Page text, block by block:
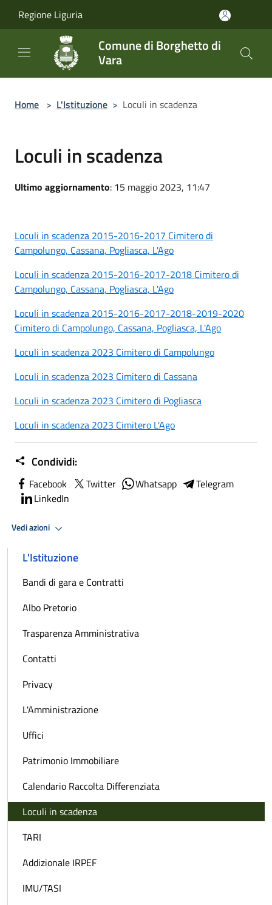
Regione Liguria
Comune di Borghetto di
Vara
Home > L'Istituzione > Loculi in scadenza
Loculi in scadenza
Ultimo aggiornamento: 15 maggio 2023, 11:47
Loculi in scadenza 2015-2016-2017 Cimitero di
Campolungo, Cassana, Pogliasca, L'Ago
Loculi in scadenza 2015-2016-2017-2018 Cimitero di
Campolungo, Cassana, Pogliasca, L'Ago
Loculi in scadenza 2015-2016-2017-2018-2019-2020
Cimitero di Campolungo, Cassana, Pogliasca, L'Ago
Loculi in scadenza 2023 Cimitero di Campolungo
Loculi in scadenza 2023 Cimitero di Cassana
Loculi in scadenza 2023 Cimitero di Pogliasca
Loculi in scadenza 2023 Cimitero L'Ago
Condividi:
Facebook Twitter Whatsapp
Telegram
LinkedIn
Vedi azioni
L'Istituzione
Bandi di gara e Contratti
Albo Pretorio
Trasparenza Amministrativa
Contatti
Privacy
L'Amministrazione
Uffici
Patrimonio Immobiliare
Calendario Raccolta Differenziata
Loculi in scadenza
TARI
Addizionale IRPEF
IMU/TASI